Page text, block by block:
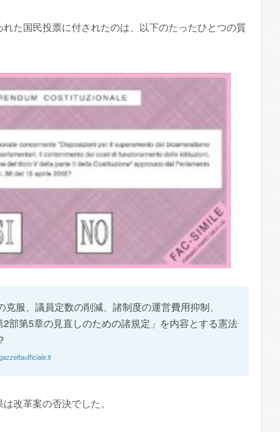
た国民投票に付されたのは、以下のたったひとつの質
克服、議員定数の削減、諸制度の運営費用抑制、
部第5章の見直しのための諸規定」を内容とする憲法
改革案の否決でした。